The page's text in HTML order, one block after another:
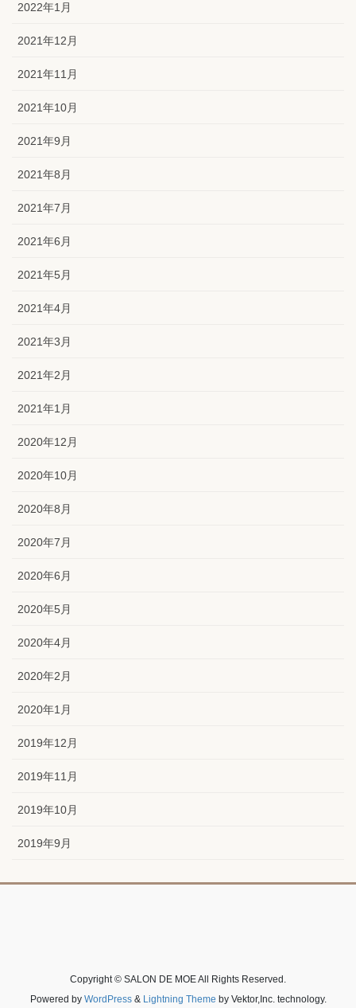
2022年1月
2021年12月
2021年11月
2021年10月
2021年9月
2021年8月
2021年7月
2021年6月
2021年5月
2021年4月
2021年3月
2021年2月
2021年1月
2020年12月
2020年10月
2020年8月
2020年7月
2020年6月
2020年5月
2020年4月
2020年2月
2020年1月
2019年12月
2019年11月
2019年10月
2019年9月
Copyright © SALON DE MOE All Rights Reserved.
Powered by WordPress& Lightning Theme by Vektor,Inc. technology.